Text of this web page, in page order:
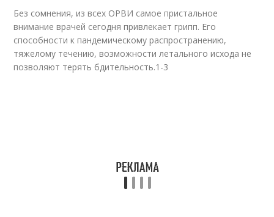
Без сомнения, из всех ОРВИ самое пристальное
внимание врачей сегодня привлекает грипп. Его
способности к пандемическому распространению,
тяжелому течению, возможности летального исхода не
позволяют терять бдительность.1-3